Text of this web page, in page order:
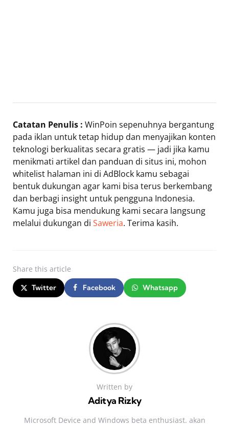
Catatan Penulis : WinPoin sepenuhnya bergantung
pada iklan untuk tetap hidup dan menyajikan konten
teknologi berkualitas secara gratis — jadi jika kamu
menikmati artikel dan panduan di situs ini, mohon
whitelist halaman ini di AdBlock kamu sebagai
bentuk dukungan agar kami bisa terus berkembang
dan berbagi insight untuk pengguna Indonesia.
Kamu juga bisa mendukung kami secara langsung
melalui dukungan di Saweria. Terima kasih.
Share this article
Twitter Facebook Whatsapp
Written by
Aditya Rizky
Microsoft Device and Windows beta enthusiast. akan